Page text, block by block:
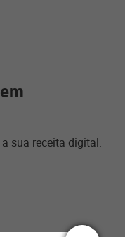
sua receita digital.